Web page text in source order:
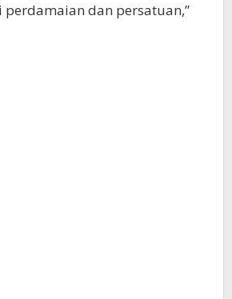
dan persatuan,”